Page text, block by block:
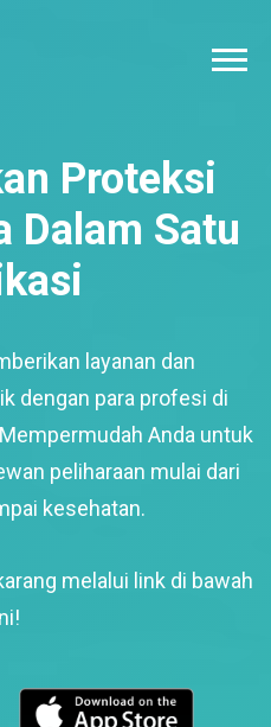
Proteksi
Dalam Satu
layanan dan
dengan para profesi di
Anda untuk
peliharaan mulai dari
kesehatan.
melalui link di bawah